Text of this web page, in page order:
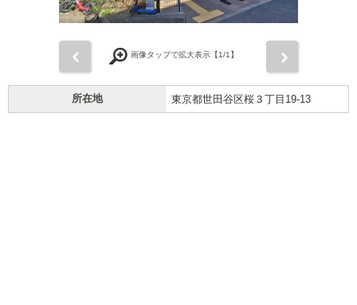
画像タップで拡大表示【1/1】
所在地 東京都世田谷区桜３丁目19-13